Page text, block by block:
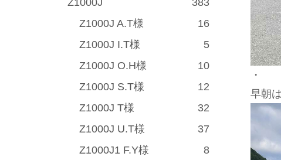
・
早朝
Z1000J A.T様
16
Z1000J I.T様
5
Z1000J O.H様
10
Z1000J S.T様
12
Z1000J T様
32
Z1000J U.T様
37
Z1000J1 F.Y様
8